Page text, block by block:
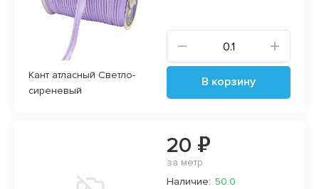
Кант атласный Светло-
сиреневый
В корзину
20 ₽
за метр
Наличие: 50.0